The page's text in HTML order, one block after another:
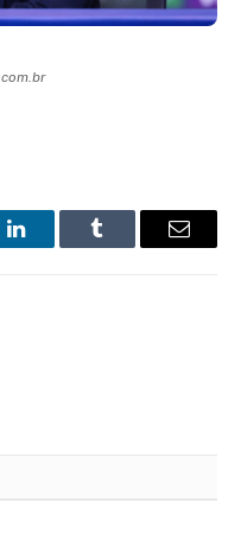
LinkedInTumblr Email